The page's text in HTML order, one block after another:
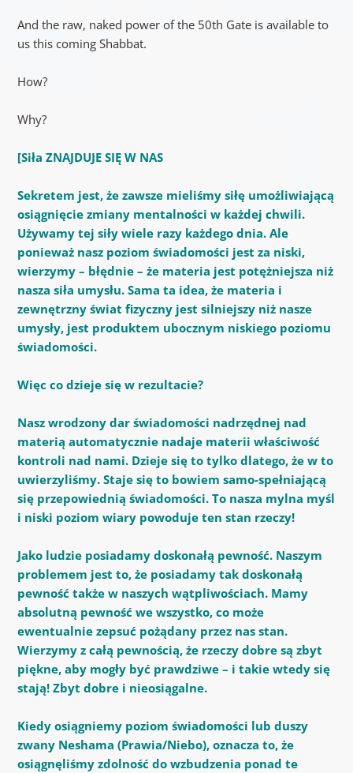
And the raw, naked power of the 50th Gate is available to
us this coming Shabbat.
How?
Why?
[Siła ZNAJDUJE SIĘ W NAS
Sekretem jest, że zawsze mieliśmy siłę umożliwiającą
osiągnięcie zmiany mentalności w każdej chwili.
Używamy tej siły wiele razy każdego dnia. Ale
ponieważ nasz poziom świadomości jest za niski,
wierzymy – błędnie – że materia jest potężniejsza niż
nasza siła umysłu. Sama ta idea, że materia i
zewnętrzny świat fizyczny jest silniejszy niż nasze
umysły, jest produktem ubocznym niskiego poziomu
świadomości.
Więc co dzieje się w rezultacie?
Nasz wrodzony dar świadomości nadrzędnej nad
materią automatycznie nadaje materii właściwość
kontroli nad nami. Dzieje się to tylko dlatego, że w to
uwierzyliśmy. Staje się to bowiem samo-spełniającą
się przepowiednią świadomości. To nasza mylna myśl
i niski poziom wiary powoduje ten stan rzeczy!
Jako ludzie posiadamy doskonałą pewność. Naszym
problemem jest to, że posiadamy tak doskonałą
pewność także w naszych wątpliwościach. Mamy
absolutną pewność we wszystko, co może
ewentualnie zepsuć pożądany przez nas stan.
Wierzymy z całą pewnością, że rzeczy dobre są zbyt
piękne, aby mogły być prawdziwe – i takie wtedy się
stają! Zbyt dobre i nieosiągalne.
Kiedy osiągniemy poziom świadomości lub duszy
zwany Neshama (Prawia/Niebo), oznacza to, że
osiągnęliśmy zdolność do wzbudzenia ponad te